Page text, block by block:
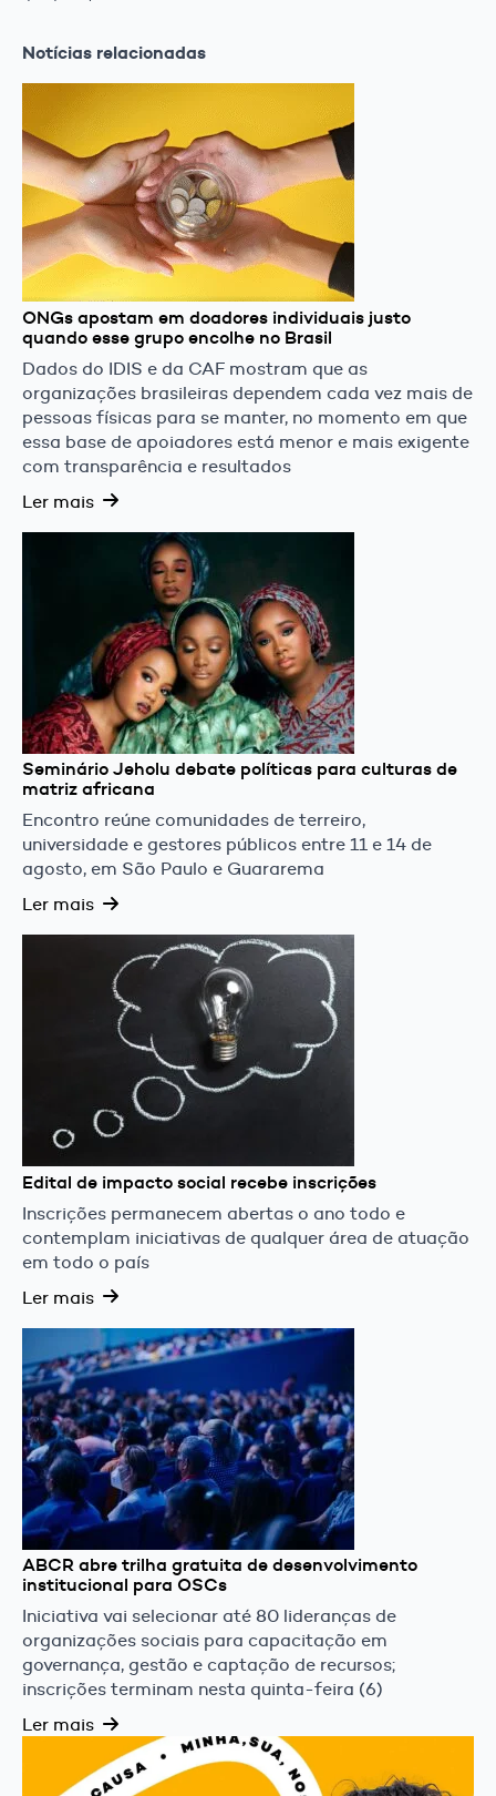
Notícias relacionadas
ONGs apostam em doadores individuais justo
quando esse grupo encolhe no Brasil
Dados do IDIS e da CAF mostram que as
organizações brasileiras dependem cada vez mais de
pessoas físicas para se manter, no momento em que
essa base de apoiadores está menor e mais exigente
com transparência e resultados
Ler mais
Seminário Jeholu debate políticas para culturas de
matriz africana
Encontro reúne comunidades de terreiro,
universidade e gestores públicos entre 11 e 14 de
agosto, em São Paulo e Guararema
Ler mais
Edital de impacto social recebe inscrições
Inscrições permanecem abertas o ano todo e
contemplam iniciativas de qualquer área de atuação
em todo o país
Ler mais
ABCR abre trilha gratuita de desenvolvimento
institucional para OSCs
Iniciativa vai selecionar até 80 lideranças de
organizações sociais para capacitação em
governança, gestão e captação de recursos;
inscrições terminam nesta quinta-feira (6)
Ler mais